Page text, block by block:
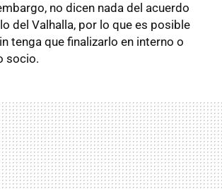
no dicen nada del acuerdo
del Valhalla, por lo que es posible
tenga que finalizarlo en interno o
socio.